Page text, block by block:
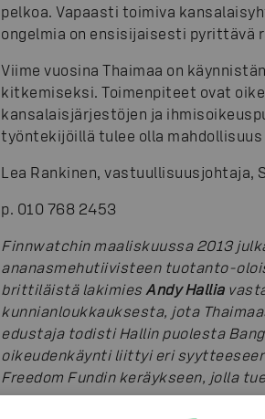
pelkoa. Vapaasti toimiva
ongelmia on ensisijaisesti pyrittävä
Viime vuosina Thaimaa on
kitkemiseksi. Toimenpiteet ovat
kansalaisjärjestöjen ja
työntekijöillä tulee olla
Lea Rankinen, vastuullisuusjohtaja,
p. 010 768 2453
Finnwatchin maaliskuussa 2013
ananasmehutiivisteen tuotanto-
brittiläistä lakimies Andy Hallia
kunnianloukkauksesta, jota
edustaja todisti Hallin puolesta
oikeudenkäynti liittyi eri
Freedom Fundin keräykseen, jolla